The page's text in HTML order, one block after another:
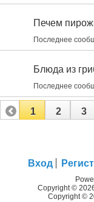
Печем
Последнее
Блюда из
Последнее
1 2 3
Вход
Copyright ©
Copyright ©